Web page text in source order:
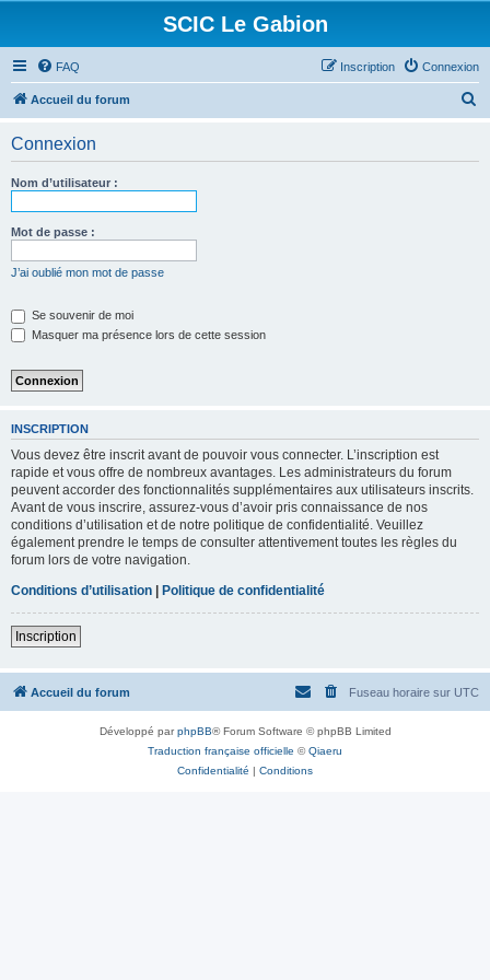
SCIC Le Gabion
FAQ Connexion
Inscription
Accueil du forum
Connexion
Nom d’utilisateur :
Mot de passe :
J’ai oublié mon mot de passe
Se souvenir de moi
Masquer ma présence lors de cette session
INSCRIPTION
Vous devez être inscrit avant de pouvoir vous connecter. L’inscription est
rapide et vous offre de nombreux avantages. Les administrateurs du forum
peuvent accorder des fonctionnalités supplémentaires aux utilisateurs inscrits.
Avant de vous inscrire, assurez-vous d’avoir pris connaissance de nos
conditions d’utilisation et de notre politique de confidentialité. Veuillez
également prendre le temps de consulter attentivement toutes les règles du
forum lors de votre navigation.
Conditions d’utilisation | Politique de confidentialité
Inscription
Accueil du forum Fuseau horaire sur UTC
Développé parphpBB® Forum Software © phpBB Limited
Traduction française officielle ©Qiaeru
Confidentialité | Conditions